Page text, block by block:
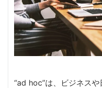
“ad hoc”は、ビジネス